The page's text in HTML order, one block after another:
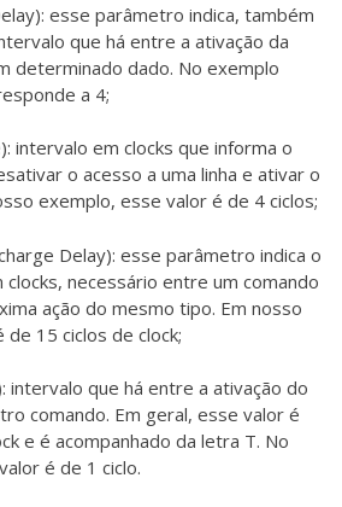
esse parâmetro indica, também
que há entre a ativação da
determinado dado. No exemplo
a 4;
intervalo em clocks que informa o
o acesso a uma linha e ativar o
exemplo, esse valor é de 4 ciclos;
Delay): esse parâmetro indica o
necessário entre um comando
ação do mesmo tipo. Em nosso
15 ciclos de clock;
intervalo que há entre a ativação do
comando. Em geral, esse valor é
e é acompanhado da letra T. No
é de 1 ciclo.